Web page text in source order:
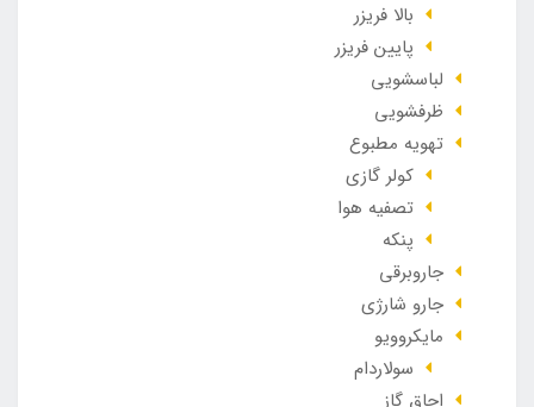
بالا فریزر
پایین فریزر
لباسشویی
ظرفشویی
تهویه مطبوع
کولر گازی
تصفیه هوا
پنکه
جاروبرقی
جارو شارژی
مایکروویو
سولاردام